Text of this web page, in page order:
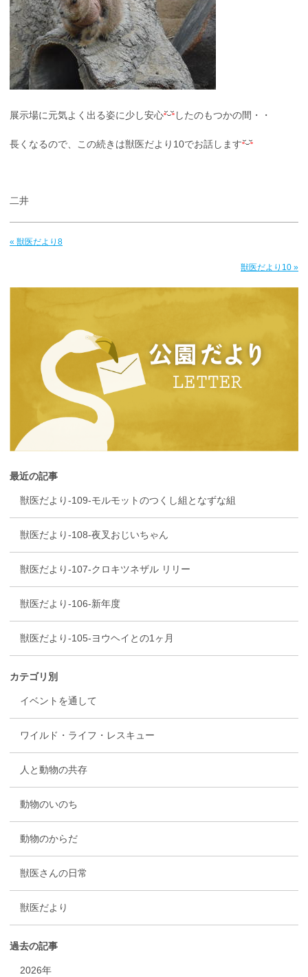
展示場に元気よく出る姿に少し安心 したのもつかの間・・
長くなるので、この続きは獣医だより10でお話します
二井
« 獣医だより8
獣医だより10 »
最近の記事
獣医だより-109-モルモットのつくし組となずな組
獣医だより-108-夜叉おじいちゃん
獣医だより-107-クロキツネザル リリー
獣医だより-106-新年度
獣医だより-105-ヨウヘイとの1ヶ月
カテゴリ別
イベントを通して
ワイルド・ライフ・レスキュー
人と動物の共存
動物のいのち
動物のからだ
獣医さんの日常
獣医だより
過去の記事
2026年